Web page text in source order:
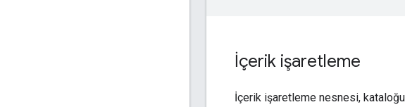
İçerik işaretleme
İçerik işaretleme nesnesi,